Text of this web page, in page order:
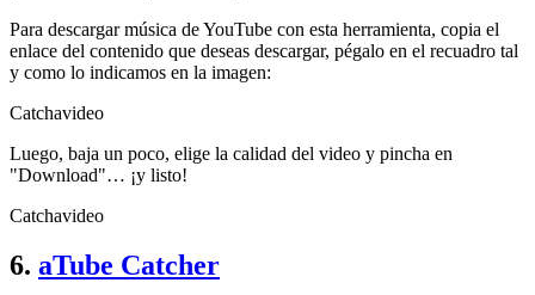
Para descargar música de YouTube con esta herramienta, copia el
enlace del contenido que deseas descargar, pégalo en el recuadro tal
y como lo indicamos en la imagen:
Catchavideo
Luego, baja un poco, elige la calidad del video y pincha en
"Download"… ¡y listo!
Catchavideo
6. aTube Catcher